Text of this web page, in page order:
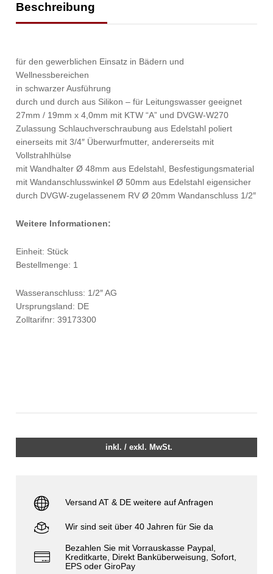
Beschreibung
für den gewerblichen Einsatz in Bädern und
Wellnessbereichen
in schwarzer Ausführung
durch und durch aus Silikon – für Leitungswasser geeignet
27mm / 19mm x 4,0mm mit KTW “A” und DVGW-W270
Zulassung Schlauchverschraubung aus Edelstahl poliert
einerseits mit 3/4″ Überwurfmutter, andererseits mit
Vollstrahlhülse
mit Wandhalter Ø 48mm aus Edelstahl, Besfestigungsmaterial
mit Wandanschlusswinkel Ø 50mm aus Edelstahl eigensicher
durch DVGW-zugelassenem RV Ø 20mm Wandanschluss 1/2″
Weitere Informationen:
Einheit: Stück
Bestellmenge: 1
Wasseranschluss: 1/2″ AG
Ursprungsland: DE
Zolltarifnr: 39173300
inkl. / exkl. MwSt.
Versand AT & DE weitere auf Anfragen
Wir sind seit über 40 Jahren für Sie da
Bezahlen Sie mit Vorrauskasse Paypal,
Kreditkarte, Direkt Banküberweisung, Sofort,
EPS oder GiroPay